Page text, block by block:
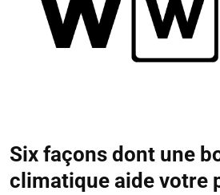
Six façons dont une
climatique aide votre